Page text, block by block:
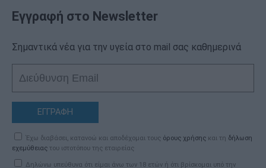
Εγγραφή στο Newsletter
Σημαντικά νέα για την υγεία στο mail σας καθημερινά
ΕΓΓΡΑΦΗ
Έχω διαβάσει, κατανοώ και αποδέχομαι τους όρους χρήσης και τη δήλωση
εχεμύθειας του ιστοτόπου της εταιρείας
Δηλώνω υπεύθυνα ότι είμαι άνω των 18 ετών ή ότι βρίσκομαι υπό την